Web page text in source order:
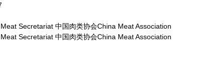
Secretariat 中国肉类协会China Meat Association
Secretariat 中国肉类协会China Meat Association